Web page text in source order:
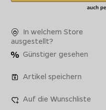
In welchem Store
ausgestellt?
Günstiger gesehen
Artikel speichern
Auf die Wunschliste